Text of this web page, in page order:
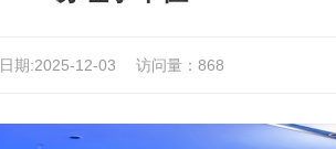
日期:2025-12-03 访问量： 868